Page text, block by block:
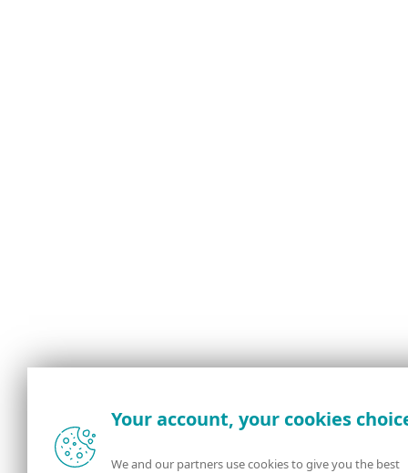
Your account, your cookies
We and our partners use cookies to give you the best